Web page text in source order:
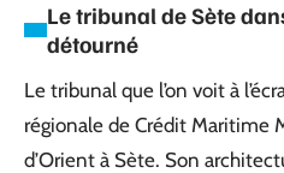
Le tribunal de Sète
détourné
Le tribunal que l’on voit à
régionale de Crédit Maritime
d’Orient à Sète. Son